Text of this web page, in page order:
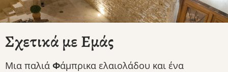
Σχετικά με Εμάς
Μια παλιά Φάμπρικα ελαιολάδου και ένα